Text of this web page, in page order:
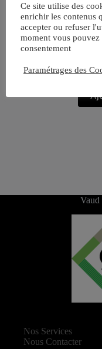
Les
Nos Services
Nous Contacter
Ce site utilise des
enrichir les contenus
accepter ou refuser
moment vous
consentement
Paramétrages des